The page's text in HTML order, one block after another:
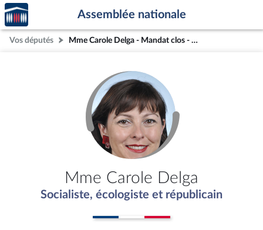
Aller au contenu
Aller en bas de la page
Accèder
à la
page
d'accueil
Assemblée nationale
Vos députés Mme Carole Delga - Mandat clos - Haute-Garonne (8e circonscription)
Mme Carole Delga
Socialiste, écologiste et républicain